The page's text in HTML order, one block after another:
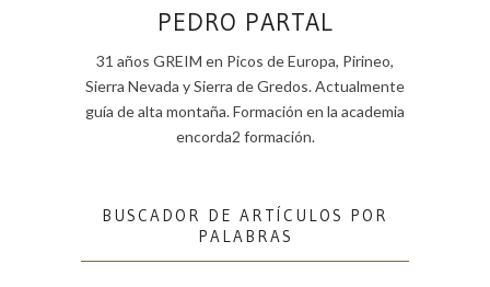
PEDRO PARTAL
31 años GREIM en Picos de Europa, Pirineo,
Sierra Nevada y Sierra de Gredos. Actualmente
guía de alta montaña. Formación en la academia
encorda2 formación.
BUSCADOR DE ARTÍCULOS POR
PALABRAS